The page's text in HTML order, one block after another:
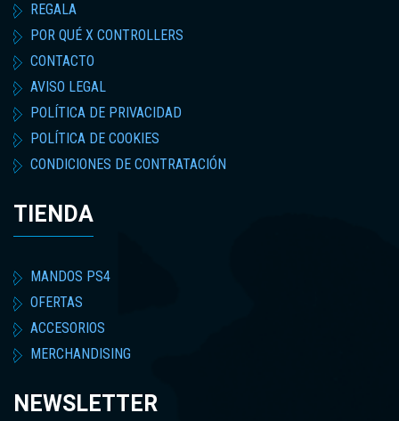
REGALA
POR QUÉ X CONTROLLERS
CONTACTO
AVISO LEGAL
POLÍTICA DE PRIVACIDAD
POLÍTICA DE COOKIES
CONDICIONES DE CONTRATACIÓN
TIENDA
MANDOS PS4
OFERTAS
ACCESORIOS
MERCHANDISING
NEWSLETTER